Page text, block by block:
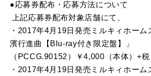
●応募券配布・応募方法について
上記応募券配布対象店舗にて、
・2017年4月19日発売ミルキィホーム
濱行進曲【Blu-ray付き限定盤】」
（PCCG.90152）￥4,000（本体）+税
・2017年4月19日発売ミルキィホーム